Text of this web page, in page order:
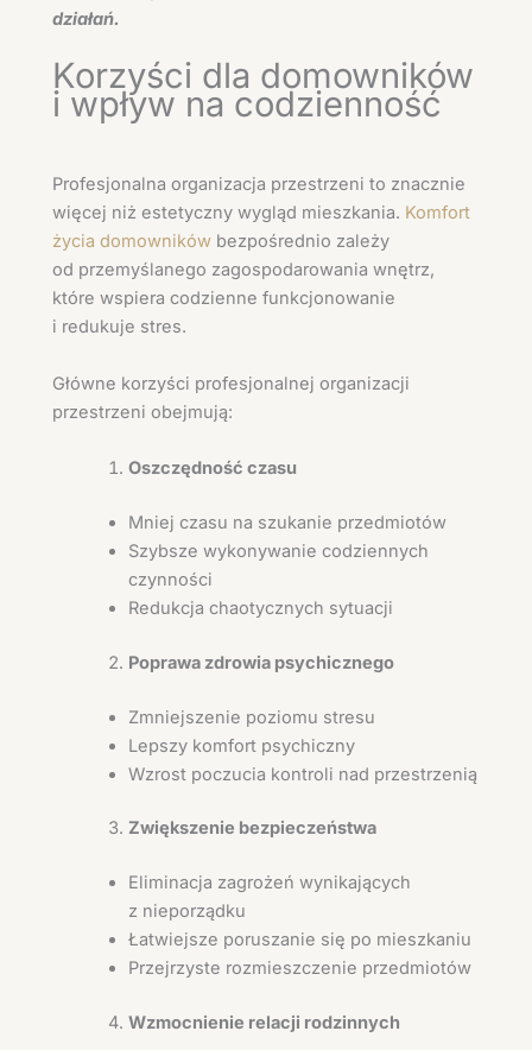
działań.
Korzyści dla domowników
i wpływ na codzienność
Profesjonalna organizacja przestrzeni to znacznie
więcej niż estetyczny wygląd mieszkania. Komfort
życia domowników bezpośrednio zależy
od przemyślanego zagospodarowania wnętrz,
które wspiera codzienne funkcjonowanie
i redukuje stres.
Główne korzyści profesjonalnej organizacji
przestrzeni obejmują:
Oszczędność czasu
Mniej czasu na szukanie przedmiotów
Szybsze wykonywanie codziennych
czynności
Redukcja chaotycznych sytuacji
Poprawa zdrowia psychicznego
Zmniejszenie poziomu stresu
Lepszy komfort psychiczny
Wzrost poczucia kontroli nad przestrzenią
Zwiększenie bezpieczeństwa
Eliminacja zagrożeń wynikających
z nieporządku
Łatwiejsze poruszanie się po mieszkaniu
Przejrzyste rozmieszczenie przedmiotów
Wzmocnienie relacji rodzinnych